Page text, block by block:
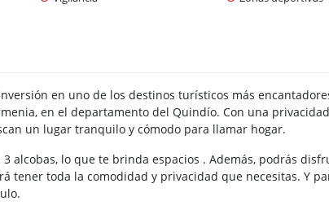
en uno de los destinos turísticos más
en el departamento del Quindío. Con una
un lugar tranquilo y cómodo para llamar hogar.
alcobas, lo que te brinda espacios . Además, podrás
tener toda la comodidad y privacidad que necesitas. Y